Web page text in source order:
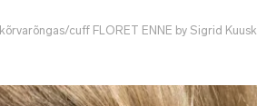
kõrvarõngas/cuff FLORET ENNE by Sigrid Kuusk